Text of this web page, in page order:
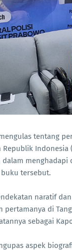
tentang
Republik
dalam menghadapi
tersebut.
naratif
pertamanya di
sebagai
aspek